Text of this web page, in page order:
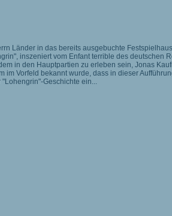
Länder in das bereits ausgebuchte
inszeniert vom Enfant terrible des deutschen
in den Hauptpartien zu erleben sein, Jonas
Vorfeld bekannt wurde, dass in dieser
Geschichte ein...